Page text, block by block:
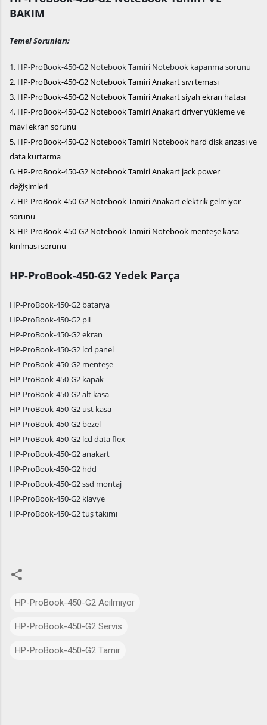
BAKIM
Temel Sorunları;
1. HP-ProBook-450-G2 Notebook Tamiri Notebook kapanma sorunu
2. HP-ProBook-450-G2 Notebook Tamiri Anakart sıvı teması
3. HP-ProBook-450-G2 Notebook Tamiri Anakart siyah ekran hatası
4. HP-ProBook-450-G2 Notebook Tamiri Anakart driver yükleme ve
mavi ekran sorunu
5. HP-ProBook-450-G2 Notebook Tamiri Notebook hard disk arızası ve
data kurtarma
6. HP-ProBook-450-G2 Notebook Tamiri Anakart jack power
değişimleri
7. HP-ProBook-450-G2 Notebook Tamiri Anakart elektrik gelmiyor
sorunu
8. HP-ProBook-450-G2 Notebook Tamiri Notebook menteşe kasa
kırılması sorunu
HP-ProBook-450-G2 Yedek Parça
HP-ProBook-450-G2 batarya
HP-ProBook-450-G2 pil
HP-ProBook-450-G2 ekran
HP-ProBook-450-G2 lcd panel
HP-ProBook-450-G2 menteşe
HP-ProBook-450-G2 kapak
HP-ProBook-450-G2 alt kasa
HP-ProBook-450-G2 üst kasa
HP-ProBook-450-G2 bezel
HP-ProBook-450-G2 lcd data flex
HP-ProBook-450-G2 anakart
HP-ProBook-450-G2 hdd
HP-ProBook-450-G2 ssd montaj
HP-ProBook-450-G2 klavye
HP-ProBook-450-G2 tuş takımı
HP-ProBook-450-G2 Acılmıyor
HP-ProBook-450-G2 Servis
HP-ProBook-450-G2 Tamir